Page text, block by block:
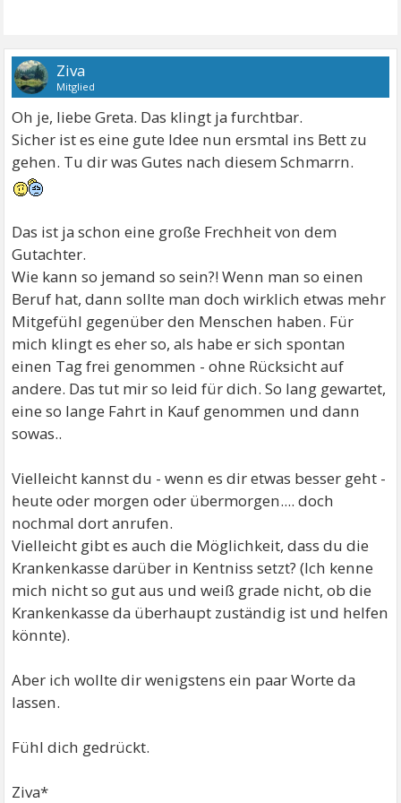
Ziva
Mitglied
Oh je, liebe Greta. Das klingt ja furchtbar.
Sicher ist es eine gute Idee nun ersmtal ins Bett zu
gehen. Tu dir was Gutes nach diesem Schmarrn.
Das ist ja schon eine große Frechheit von dem
Gutachter.
Wie kann so jemand so sein?! Wenn man so einen
Beruf hat, dann sollte man doch wirklich etwas mehr
Mitgefühl gegenüber den Menschen haben. Für
mich klingt es eher so, als habe er sich spontan
einen Tag frei genommen - ohne Rücksicht auf
andere. Das tut mir so leid für dich. So lang gewartet,
eine so lange Fahrt in Kauf genommen und dann
sowas..
Vielleicht kannst du - wenn es dir etwas besser geht -
heute oder morgen oder übermorgen.... doch
nochmal dort anrufen.
Vielleicht gibt es auch die Möglichkeit, dass du die
Krankenkasse darüber in Kentniss setzt? (Ich kenne
mich nicht so gut aus und weiß grade nicht, ob die
Krankenkasse da überhaupt zuständig ist und helfen
könnte).
Aber ich wollte dir wenigstens ein paar Worte da
lassen.
Fühl dich gedrückt.
Ziva*